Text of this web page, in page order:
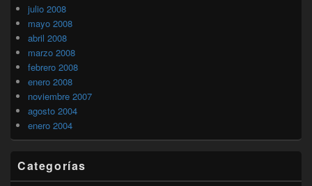
julio 2008
mayo 2008
abril 2008
marzo 2008
febrero 2008
enero 2008
noviembre 2007
agosto 2004
enero 2004
Categorías